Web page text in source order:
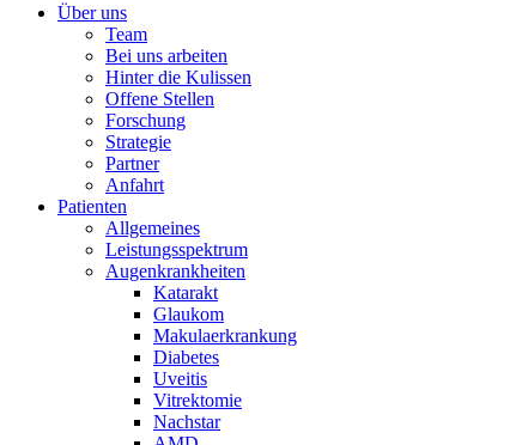
Über uns
Team
Bei uns arbeiten
Hinter die Kulissen
Offene Stellen
Forschung
Strategie
Partner
Anfahrt
Patienten
Allgemeines
Leistungsspektrum
Augenkrankheiten
Katarakt
Glaukom
Makulaerkrankung
Diabetes
Uveitis
Vitrektomie
Nachstar